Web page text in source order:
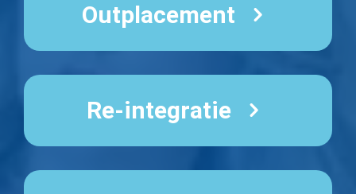
Outplacement
Re-integratie